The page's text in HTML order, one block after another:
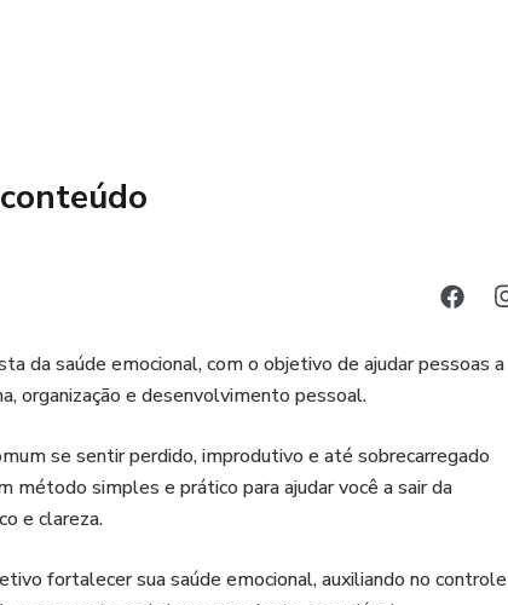
sua vida emocional
CALMA
passo completo para controlar a ansiedade:
da saúde emocional, com o objetivo de ajudar pessoas a
organização e desenvolvimento pessoal.
se sentir perdido, improdutivo e até sobrecarregado
simples e prático para ajudar você a sair da
e clareza.
fortalecer sua saúde emocional, auxiliando no controle